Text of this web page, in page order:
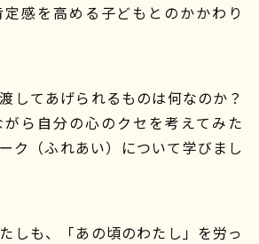
感を高める子どもとのかかわり
してあげられるものは何なのか？
ら自分の心のクセを考えてみた
ク（ふれあい）について学びまし
しも、「あの頃のわたし」を労っ